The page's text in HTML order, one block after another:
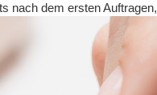
nach dem ersten Auftragen,